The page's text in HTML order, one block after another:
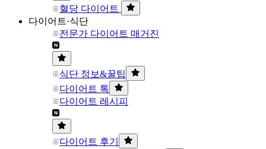
혈당 다이어트
다이어트·식단
전문가 다이어트 매거진
식단 정보&꿀팁
다이어트 톡
다이어트 레시피
다이어트 후기